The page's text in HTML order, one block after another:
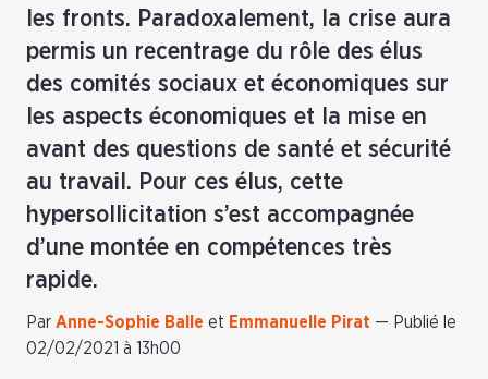
les fronts. Paradoxalement, la crise aura
permis un recentrage du rôle des élus
des comités sociaux et économiques sur
les aspects économiques et la mise en
avant des questions de santé et sécurité
au travail. Pour ces élus, cette
hypersollicitation s’est accompagnée
d’une montée en compétences très
rapide.
Par Anne-Sophie Balle et Emmanuelle Pirat — Publié le
02/02/2021 à 13h00